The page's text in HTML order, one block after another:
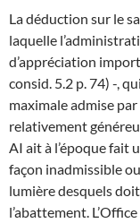
La déduction sur le
laquelle
d’appréciation
consid. 5.2 p. 74) -,
maximale admise
relativement
AI ait à l’époque fait
façon inadmissible
lumière desquels
l’abattement.